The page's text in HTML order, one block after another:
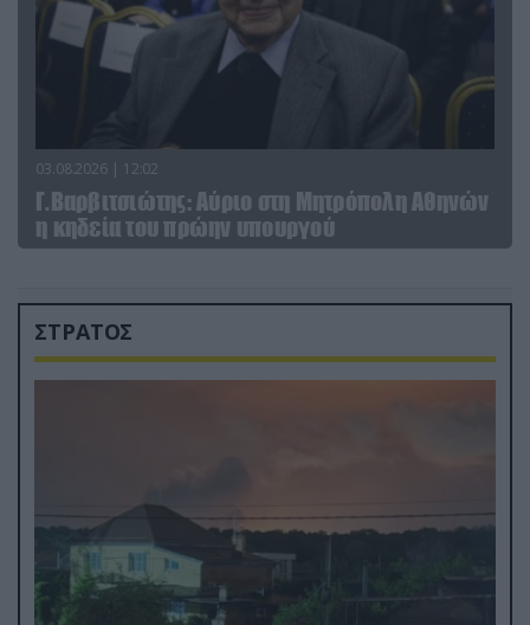
03.08.2026 | 12:02
Γ.Βαρβιτσιώτης: Aύριο στη Μητρόπολη Αθηνών
η κηδεία του πρώην υπουργού
ΣΤΡΑΤΟΣ